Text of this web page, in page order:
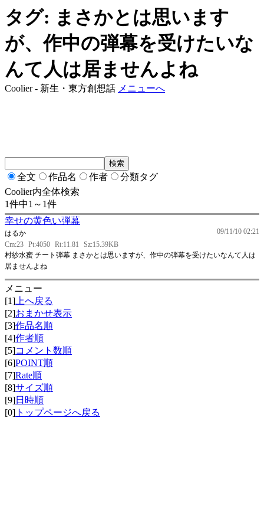
タグ: まさかとは思います
が、作中の弾幕を受けたいな
んて人は居ませんよね
Coolier - 新生・東方創想話 メニューへ
全文 作品名 作者
分類タグ
Coolier内全体検索
1件中1～1件
幸せの黄色い弾幕
09/11/10 02:21
はるか
Cm:23 Pt:4050 Rt:11.81
Sz:15.39KB
村紗水蜜 チート弾幕 まさかとは思いますが、作中の弾幕を受けたいなんて人は
居ませんよね
メニュー
[1] 上へ戻る
[2]おまかせ表示
[3]作品名順
[4]作者順
[5]コメント数順
[6]POINT順
[7]Rate順
[8]サイズ順
[9]日時順
[0] トップページへ戻る